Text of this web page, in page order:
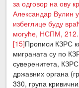
за одговор на ову
Александар Вулин
избеглице буду
могуће, НСПМ,
[15]Прописи КЗРС
миграната су по
суверенитета,
државних органа
330, група